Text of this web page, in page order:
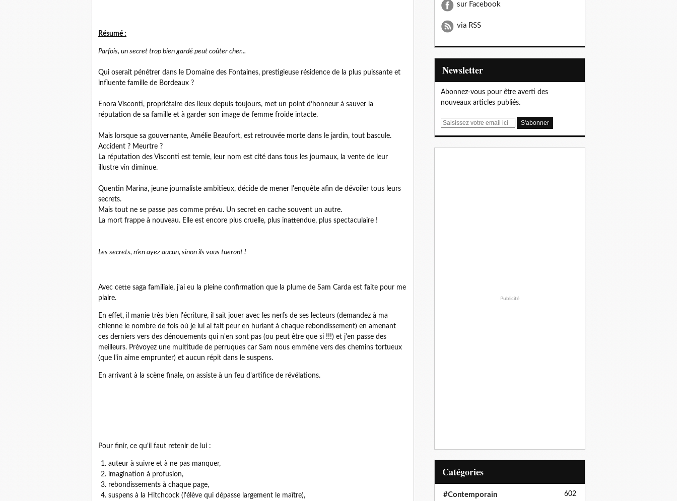
Résumé :
Parfois, un secret trop bien gardé peut coûter cher...
Qui oserait pénétrer dans le Domaine des Fontaines, prestigieuse résidence de la plus puissante et
influente famille de Bordeaux ?
Enora Visconti, propriétaire des lieux depuis toujours, met un point d’honneur à sauver la
réputation de sa famille et à garder son image de femme froide intacte.
Mais lorsque sa gouvernante, Amélie Beaufort, est retrouvée morte dans le jardin, tout bascule.
Accident ? Meurtre ?
La réputation des Visconti est ternie, leur nom est cité dans tous les journaux, la vente de leur
illustre vin diminue.
Quentin Marina, jeune journaliste ambitieux, décide de mener l'enquête afin de dévoiler tous leurs
secrets.
Mais tout ne se passe pas comme prévu. Un secret en cache souvent un autre.
La mort frappe à nouveau. Elle est encore plus cruelle, plus inattendue, plus spectaculaire !
Les secrets, n’en ayez aucun, sinon ils vous tueront !
Avec cette saga familiale, j'ai eu la pleine confirmation que la plume de Sam Carda est faite pour me
plaire.
En effet, il manie très bien l'écriture, il sait jouer avec les nerfs de ses lecteurs (demandez à ma
chienne le nombre de fois où je lui ai fait peur en hurlant à chaque rebondissement) en amenant
ces derniers vers des dénouements qui n'en sont pas (ou peut être que si !!!) et j'en passe des
meilleurs. Prévoyez une multitude de perruques car Sam nous emmène vers des chemins tortueux
(que l'in aime emprunter) et aucun répit dans le suspens.
En arrivant à la scène finale, on assiste à un feu d'artifice de révélations.
Pour finir, ce qu'il faut retenir de lui :
auteur à suivre et à ne pas manquer,
imagination à profusion,
rebondissements à chaque page,
suspens à la Hitchcock (l'élève qui dépasse largement le maître),
sur Facebook
via RSS
Newsletter
Abonnez-vous pour être averti des
nouveaux articles publiés.
E
Publicité
Catégories
#Contemporain 602